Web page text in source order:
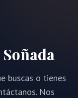
buscas o tienes
Nos